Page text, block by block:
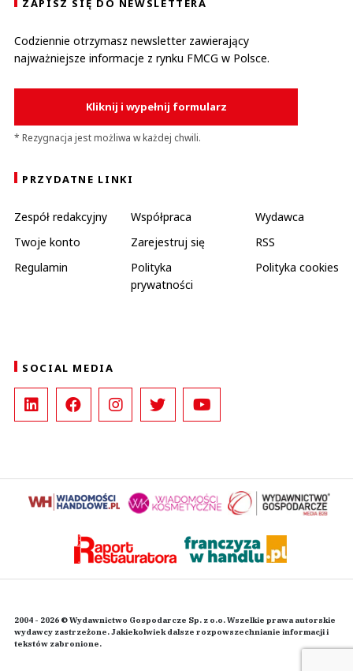
ZAPISZ SIĘ DO NEWSLETTERA
Codziennie otrzymasz newsletter zawierający
najważniejsze informacje z rynku FMCG w Polsce.
Kliknij i wypełnij formularz
* Rezygnacja jest możliwa w każdej chwili.
PRZYDATNE LINKI
Zespół redakcyjny Współpraca
Wydawca
Twoje konto
Zarejestruj się
RSS
Regulamin
Polityka
prywatności
Polityka cookies
SOCIAL MEDIA
2004 - 2026 © Wydawnictwo Gospodarcze Sp. z o.o. Wszelkie prawa autorskie
wydawcy zastrzeżone. Jakiekolwiek dalsze rozpowszechnianie informacji i
tekstów zabronione.